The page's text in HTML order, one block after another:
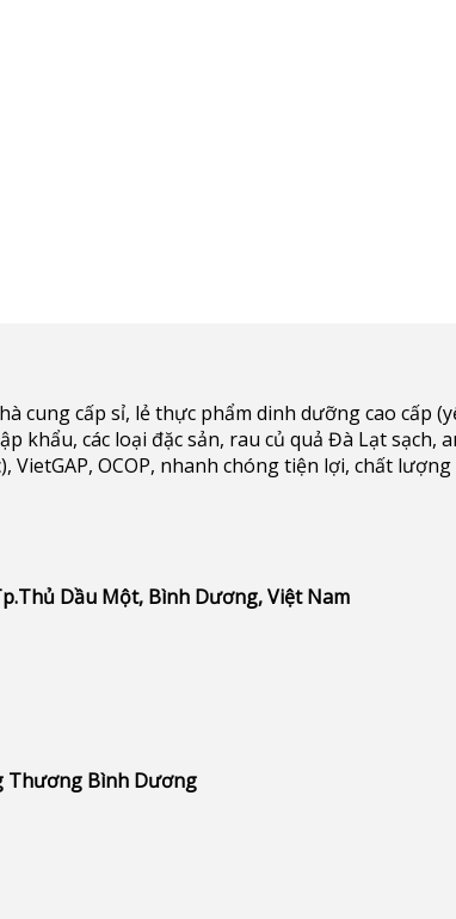
cung cấp sỉ, lẻ thực phẩm dinh dưỡng cao cấp
khẩu, các loại đặc sản, rau củ quả Đà Lạt sạch,
VietGAP, OCOP, nhanh chóng tiện lợi, chất
Dầu Một, Bình Dương, Việt Nam
Thương Bình Dương